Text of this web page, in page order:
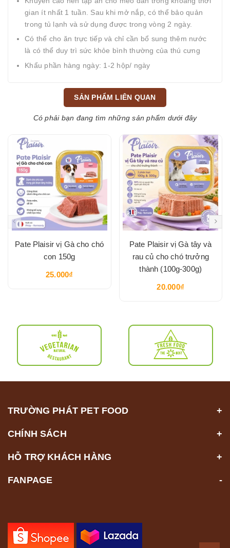
gian ít nhất 1 tuần. Sau khi mở nắp, có thể bảo quản
trong tủ lạnh và sử dụng được trong vòng 2 ngày.
Có thể cho ăn trực tiếp và chỉ cần bổ sung thêm nước
là có thể duy trì sức khỏe bình thường của thú cưng
Khẩu phần hàng ngày: 1-2 hộp/ ngày
SẢN PHẨM LIÊN QUAN
Có phải bạn đang tìm những sản phẩm dưới đây
Pate Plaisir vị Gà cho chó
con 150g
25.000₫
Pate Plaisir vị Gà tây và
rau củ cho chó trưởng
thành (100g-300g)
20.000₫
TRƯỜNG PHÁT PET FOOD
CHÍNH SÁCH
HỖ TRỢ KHÁCH HÀNG
FANPAGE